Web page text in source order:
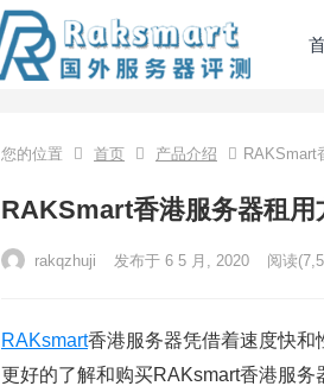
您的位置 首页 产品介绍 RAKSmart
RAKSmart香港服务器租用
rakqzhuji 发布于 6 5 月, 2020 阅读
RAKsmart香港服务器凭借着速度快和
更好的了解和购买RAKsmart香港服